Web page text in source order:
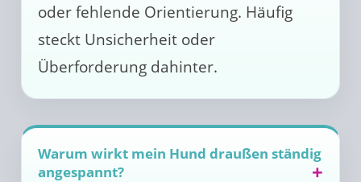
oder fehlende Orientierung. Häufig
steckt Unsicherheit oder
Überforderung dahinter.
Warum wirkt mein Hund draußen ständig
angespannt?